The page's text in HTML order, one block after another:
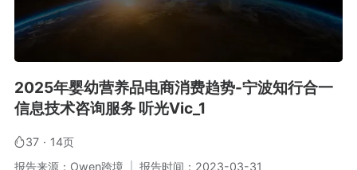
2025年婴幼营养品电商消费趋势-宁波知行合一
信息技术咨询服务 听光Vic_1
37 · 14页
报告来源：Owen跨境
报告时间：2023-03-31